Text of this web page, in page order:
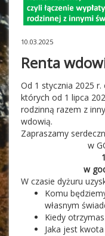
10.03.2025
Renta
Od 1 stycznia 2025
których od 1 lipca
rodzinną razem z
wdowią.
Zapraszamy
w
w
W czasie dyżuru
Komu
własnym
Kiedy
Jaka jest